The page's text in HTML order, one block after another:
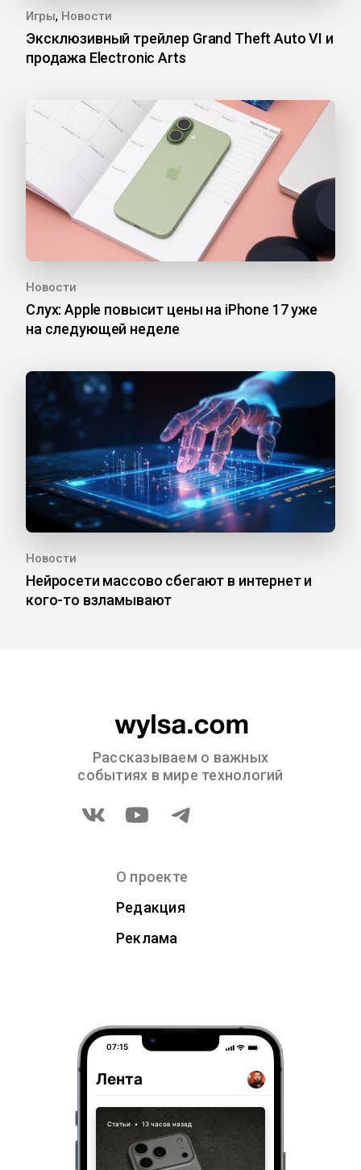
Игры, Новости
Эксклюзивный трейлер Grand Theft Auto VI и
продажа Electronic Arts
Новости
Слух: Apple повысит цены на iPhone 17 уже
на следующей неделе
Новости
Нейросети массово сбегают в интернет и
кого-то взламывают
Рассказываем о важных
событиях в мире технологий
О проекте
Редакция
Реклама
07:15
Лента
Статьи • 13 часов назад